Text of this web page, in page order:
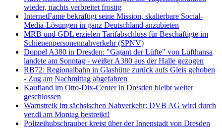
wieder, nachts verbreitet frostig
InternetFame bekräftigt seine Mission, skalierbare Social-
Media-Lösungen in ganz Deutschland anzubieten
MRB und GDL erzielen Tarifabschluss für Beschäftigte im
Schienenpersonennahverkehr (SPNV)
Doppel A380 in Dresden: "Gigant der Lüfte" von Lufthansa
landete am Sonntag - weißer A380 aus der Halle gezogen
RB72: Regionalbahn in Glashütte zurück aufs Gleis gehoben
- Zug am Nachmittag abgefahren
Kaufland im Otto-Dix-Center in Dresden bleibt weiter
geschlossen
Warnstreik im sächsischen Nahverkehr: DVB AG wird durch
ver.di am Montag bestreikt!
Polizeihubschrauber kreist über der Innenstadt von Dresden